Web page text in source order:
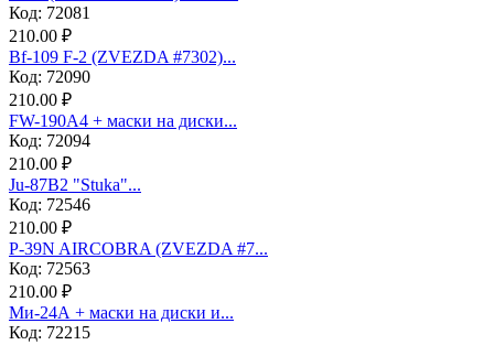
Код: 72081
210.00 ₽
Bf-109 F-2 (ZVEZDA #7302)...
Код: 72090
210.00 ₽
FW-190A4 + маски на диски...
Код: 72094
210.00 ₽
Ju-87B2 "Stuka"...
Код: 72546
210.00 ₽
P-39N AIRCOBRA (ZVEZDA #7...
Код: 72563
210.00 ₽
Ми-24А + маски на диски и...
Код: 72215